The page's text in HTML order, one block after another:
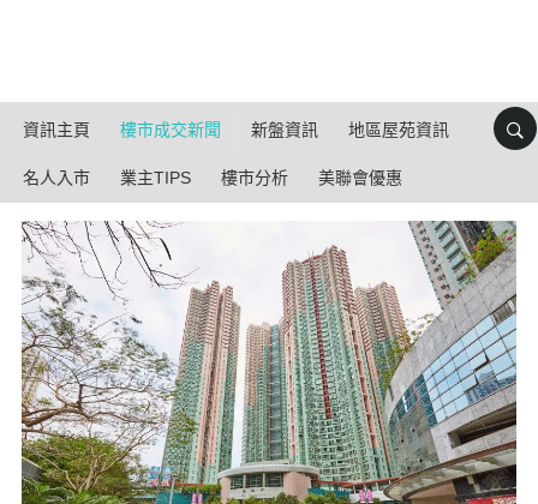
資訊主頁 樓市成交新聞 新盤資訊 地區屋苑資訊
名人入市 業主TIPS 樓市分析 美聯會優惠